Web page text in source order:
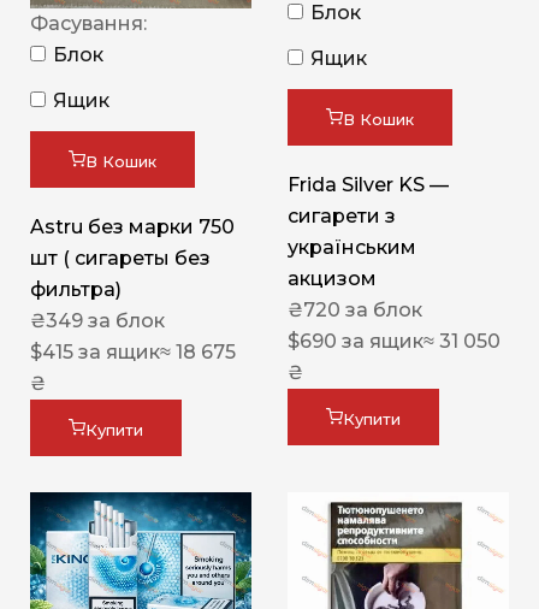
Фасування:
Блок
Ящик
В Кошик
Astru без марки 750
шт ( сигареты без
фильтра)
₴349 за блок
$415 за ящик≈ 18 675
₴
Купити
Блок
Ящик
В Кошик
Frida Silver KS —
сигарети з
українським
акцизом
₴720 за блок
$690 за ящик≈ 31 050
₴
Купити